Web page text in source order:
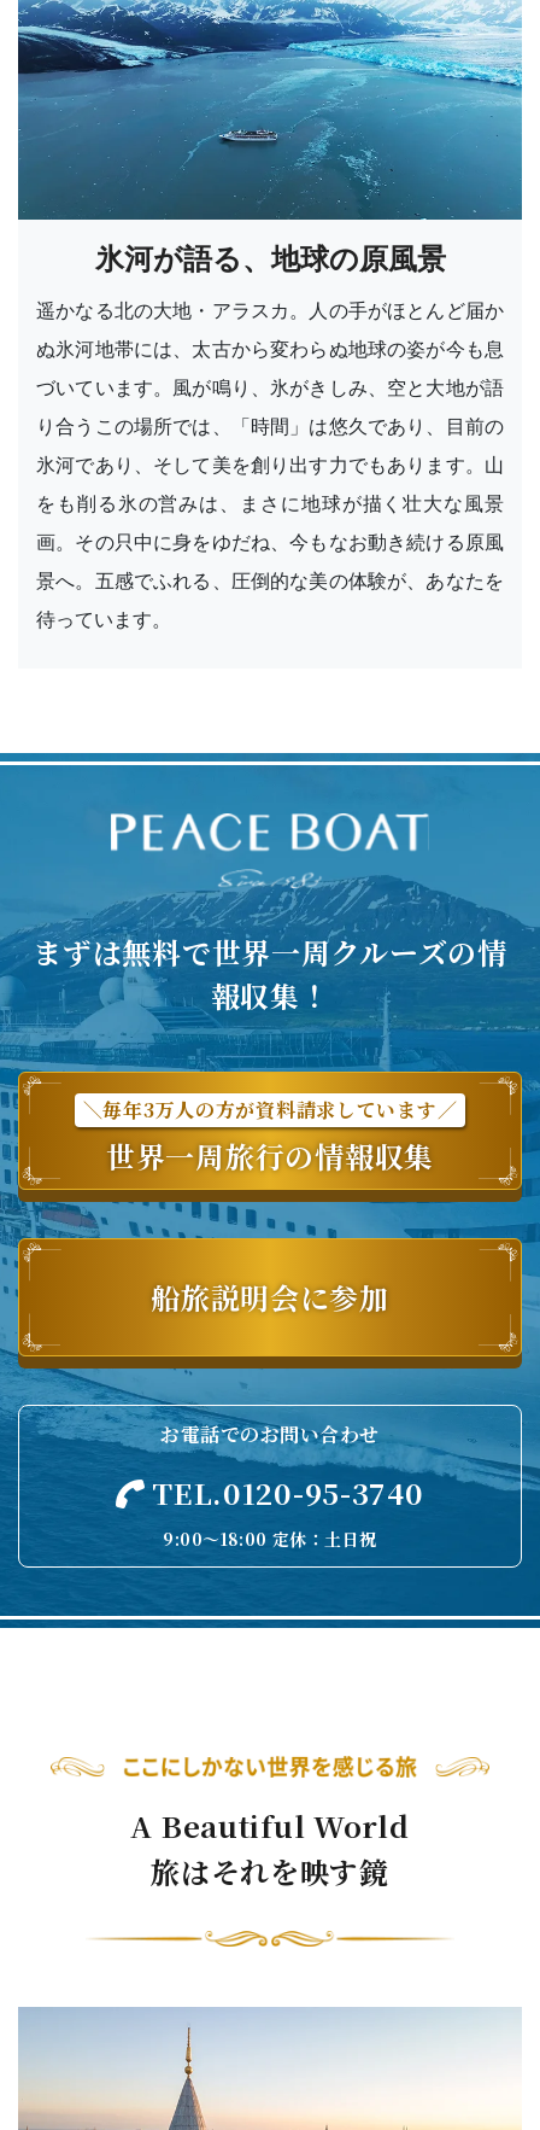
氷河が語る、地球の原風景
遥かなる北の大地・アラスカ。人の手がほとんど届か
ぬ氷河地帯には、太古から変わらぬ地球の姿が今も息
づいています。風が鳴り、氷がきしみ、空と大地が語
り合うこの場所では、「時間」は悠久であり、目前の
氷河であり、そして美を創り出す力でもあります。山
をも削る氷の営みは、まさに地球が描く壮大な風景
画。その只中に身をゆだね、今もなお動き続ける原風
景へ。五感でふれる、圧倒的な美の体験が、あなたを
待っています。
まずは無料で世界一周クルーズの情
報収集！
＼毎年3万人の方が資料請求しています／
世界一周旅行の情報収集
船旅説明会に参加
お電話でのお問い合わせ
TEL.0120-95-3740
9:00〜18:00 定休：土日祝
A Beautiful World
旅はそれを映す鏡